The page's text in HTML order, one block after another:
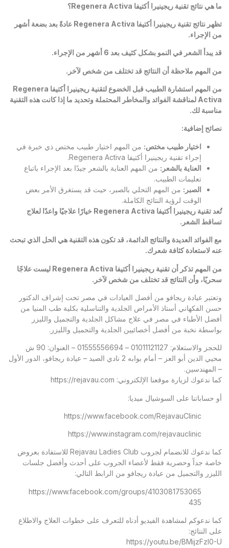
ما هي نتائج تقنية ريجينيرا أكتيفا Regenera Activa؟
تظهر نتائج تقنية ريجينيرا أكتيفا Regenera Activa عادةً بعد بضعة أشهر
من الإجراء.
قد يبدأ الشعر في النمو بشكل كثيف بعد 6 أشهر من الإجراء.
من المهم ملاحظة أن النتائج قد تختلف من شخص لآخر.
من المهم استشارة الطبيب قبل الخضوع لتقنية ريجينيرا أكتيفا Regenera
Activa لمناقشة الفوائد والمخاطر المحتملة وتحديد ما إذا كانت هذه التقنية
مناسبة لك.
نصائح إضافية:
اختيار طبيب مختص: من المهم اختيار طبيب مختص ذي خبرة في
إجراء تقنية ريجينيرا أكتيفا Regenera Activa.
العناية بالشعر: من المهم العناية بالشعر جيدًا بعد الإجراء باتباع
تعليمات الطبيب.
الصبر: من المهم التحلي بالصبر، حيث قد يستغرق الأمر بعض
الوقت لرؤية النتائج الكاملة.
تُعد تقنية ريجينيرا أكتيفا Regenera Activa خيارًا علاجيًا واعدًا لعلاج
تساقط الشعر.
مع الفوائد العديدة والنتائج الدائمة، قد تكون هذه التقنية هي الحل الذي تبحث
عنه لاستعادة كثافة شعرك.
من المهم تذكر أن تقنية ريجينيرا أكتيفا Regenera Activa ليست علاجًا
سحريًا، وأن النتائج قد تختلف من شخص لآخر.
وتعتبر عيادة ريجافو من أفضل العيادات في مصر تحت إشراف الدكتور
حسن الفكهاني أستاذ الأمراض الجلدية والتناسلية بكلية طب المنيا من
أفضل الأطباء في مصر في علاج مشاكل الجلدية والتجميل والليزر
بواسطة نخبة من أفضل أخصائيين الجلدية والتجميل والليزر.
للحجز والاستعلام: 01011121127 – 01555556694 – العنوان: 90 ش
محيي الدين أبو العز – أمام بوابه 2 نادي الصيد – عيادة ريجافو، الدور الأول
– المهندسين.
كما ندعوك لزيارة موقعنا الإلكتروني: https://rejavau.com
أو حساباتنا على السوشيال ميديا:
https://www.facebook.com/RejavauClinic
https://www.instagram.com/rejavauclinic
كما ندعوك للانضمام لجروب Rejavau Ladies Club للاستفادة بعروض
خاصة جداً وحصرية فقط لأعضاء الجروب على أحدث وأفضل جلسات
الليزر والتجميل من عيادة ريجافو من الرابط التالي:
https://www.facebook.com/groups/4103081753065
435
كما ندعوكم لمشاهدة الفيديو أدناه للتعرف على خطوات العلاج والاطلاع
على النتائج:
https://youtu.be/BMijzFzl0-U